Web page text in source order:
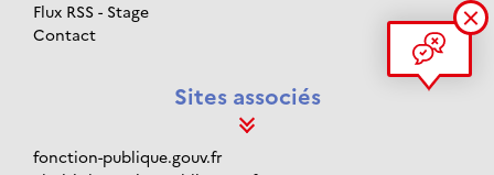
Flux RSS - Stage
Contact
Sites associés
fonction-publique.gouv.fr